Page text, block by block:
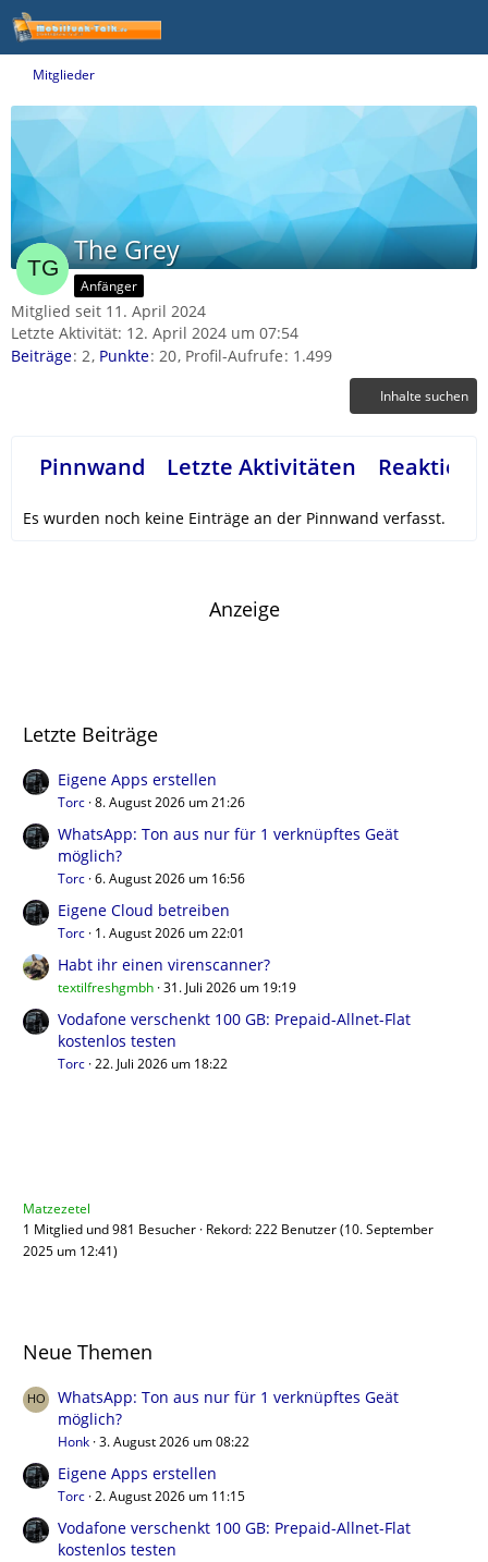
Mitglieder
The Grey
Anfänger
Mitglied seit 11. April 2024
Letzte Aktivität: 12. April 2024 um 07:54
Beiträge 2 Punkte 20 Profil-Aufrufe 1.499
Inhalte suchen
Pinnwand Letzte Aktivitäten
Es wurden noch keine Einträge an der Pinnwand verfasst.
Anzeige
Letzte Beiträge
Eigene Apps erstellen
Torc 8. August 2026 um 21:26
WhatsApp: Ton aus nur für 1 verknüpftes Geät
möglich?
Torc 6. August 2026 um 16:56
Eigene Cloud betreiben
Torc 1. August 2026 um 22:01
Habt ihr einen virenscanner?
textilfreshgmbh 31. Juli 2026 um 19:19
Vodafone verschenkt 100 GB: Prepaid-Allnet-Flat
kostenlos testen
Torc 22. Juli 2026 um 18:22
Matzezetel
1 Mitglied und 981 Besucher Rekord: 222 Benutzer (10. September
2025 um 12:41)
Neue Themen
WhatsApp: Ton aus nur für 1 verknüpftes Geät
möglich?
Honk 3. August 2026 um 08:22
Eigene Apps erstellen
Torc 2. August 2026 um 11:15
Vodafone verschenkt 100 GB: Prepaid-Allnet-Flat
kostenlos testen